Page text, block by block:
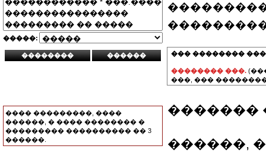
�����:
���� ���������, ����
������, � ���� �������� �
��������� ���������� �� 3
������.
��� ��������
�������� ���.
���, ���
�������
������,